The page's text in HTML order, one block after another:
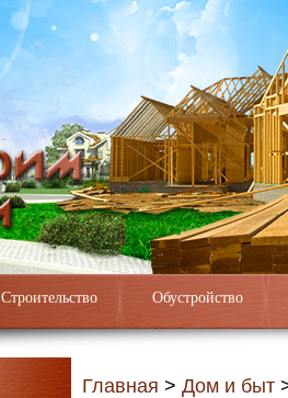
Строительство Обустройство
Главная > Дом и быт